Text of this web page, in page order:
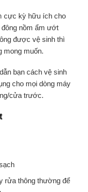
cực kỳ hữu ích cho
nồm ẩm ướt
được vệ sinh thì
mong muốn.
bạn cách vệ sinh
cho mọi dòng máy
cửa trước.
rửa thông thường để